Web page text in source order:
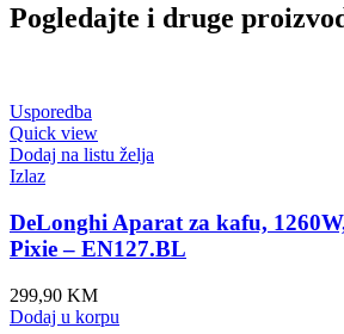
Pogledajte i druge
Usporedba
Quick view
Dodaj na listu želja
Izlaz
DeLonghi Aparat za kafu,
Pixie – EN127.BL
299,90 KM
Dodaj u korpu